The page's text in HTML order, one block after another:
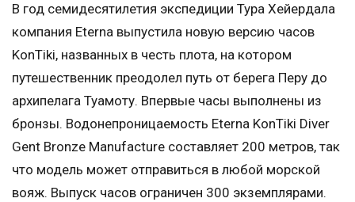
В год семидесятилетия экспедиции Тура Хейердала
компания Eterna выпустила новую версию часов
KonTiki, названных в честь плота, на котором
путешественник преодолел путь от берега Перу до
архипелага Туамоту. Впервые часы выполнены из
бронзы. Водонепроницаемость Eterna KonTiki Diver
Gent Bronze Manufacture составляет 200 метров, так
что модель может отправиться в любой морской
вояж. Выпуск часов ограничен 300 экземплярами.